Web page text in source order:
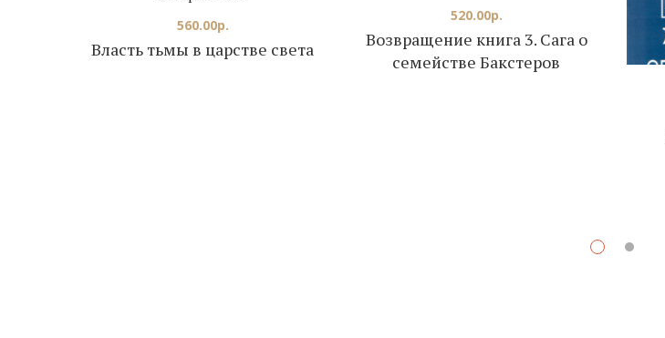
Власть тьмы в царстве света
560.00р.
Возвращение книга 3. Сага о
семействе Бакстеров
520.00р.